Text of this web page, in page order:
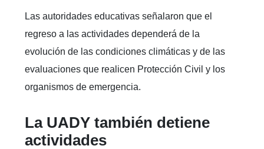
Las autoridades educativas señalaron que el
regreso a las actividades dependerá de la
evolución de las condiciones climáticas y de las
evaluaciones que realicen Protección Civil y los
organismos de emergencia.
La UADY también detiene
actividades